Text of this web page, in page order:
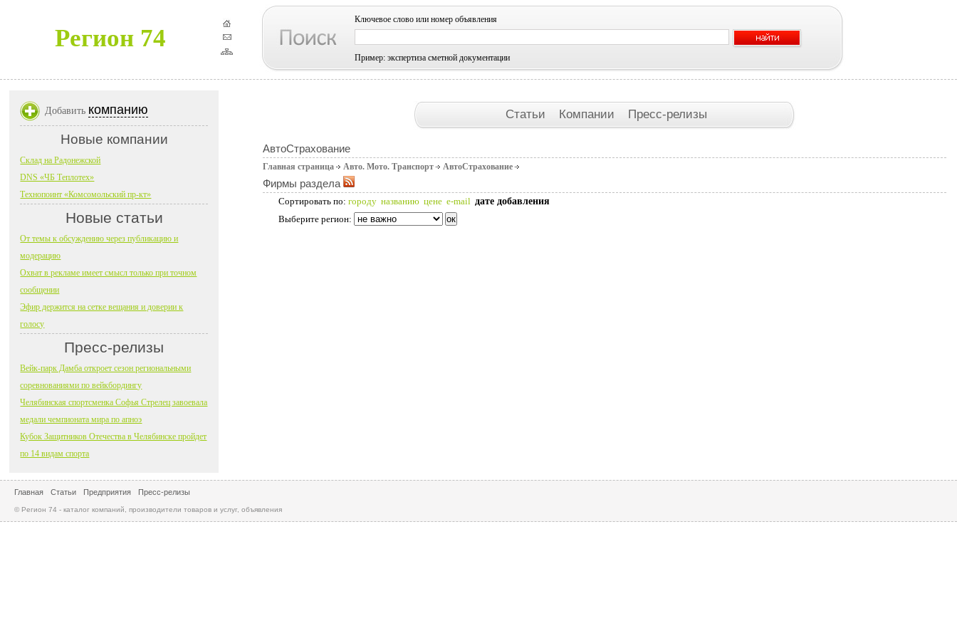
Регион 74
Ключевое слово или номер объявления
Пример: экспертиза сметной документации
Статьи Компании Пресс-релизы
АвтоСтрахование
Главная страница Авто. Мото. Транспорт АвтоСтрахование
Фирмы раздела
Сортировать по: городу названию цене e-mail дате добавления
Выберите регион:
Добавить компанию
Новые компании
Склад на Радонежской
DNS «ЧБ Теплотех»
Технопоинт «Комсомольский пр-кт»
Новые статьи
От темы к обсуждению через публикацию и
модерацию
Охват в рекламе имеет смысл только при точном
сообщении
Эфир держится на сетке вещания и доверии к
голосу
Пресс-релизы
Вейк-парк Дамба откроет сезон региональными
соревнованиями по вейкбордингу
Челябинская спортсменка Софья Стрелец завоевала
медали чемпионата мира по апноэ
Кубок Защитников Отечества в Челябинске пройдет
по 14 видам спорта
Главная Статьи Предприятия Пресс-релизы
© Регион 74 - каталог компаний, производители товаров и услуг, объявления